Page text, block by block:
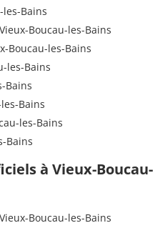
Bains
Boucau-les-Bains
Boucau-les-Bains
les-Bains
Bains
Bains
les-Bains
Bains
à Vieux-Boucau-
Boucau-les-Bains